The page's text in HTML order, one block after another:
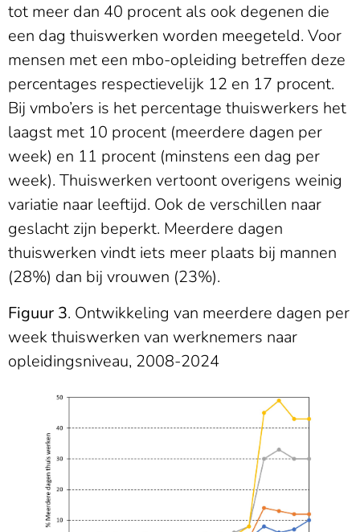
tot meer dan 40 procent als ook degenen die
een dag thuiswerken worden meegeteld. Voor
mensen met een mbo-opleiding betreffen deze
percentages respectievelijk 12 en 17 procent.
Bij vmbo’ers is het percentage thuiswerkers het
laagst met 10 procent (meerdere dagen per
week) en 11 procent (minstens een dag per
week). Thuiswerken vertoont overigens weinig
variatie naar leeftijd. Ook de verschillen naar
geslacht zijn beperkt. Meerdere dagen
thuiswerken vindt iets meer plaats bij mannen
(28%) dan bij vrouwen (23%).
Figuur 3. Ontwikkeling van meerdere dagen per
week thuiswerken van werknemers naar
opleidingsniveau, 2008-2024